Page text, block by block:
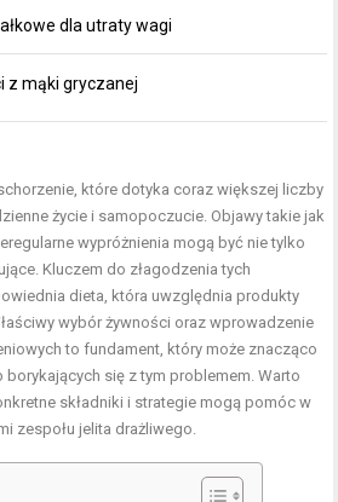
dla utraty wagi
z mąki gryczanej
które dotyka coraz większej liczby
życie i samopoczucie. Objawy takie jak
wypróżnienia mogą być nie tylko
Kluczem do złagodzenia tych
dieta, która uwzględnia produkty
wybór żywności oraz wprowadzenie
to fundament, który może znacząco
się z tym problemem. Warto
składniki i strategie mogą pomóc w
zespołu jelita drażliwego.